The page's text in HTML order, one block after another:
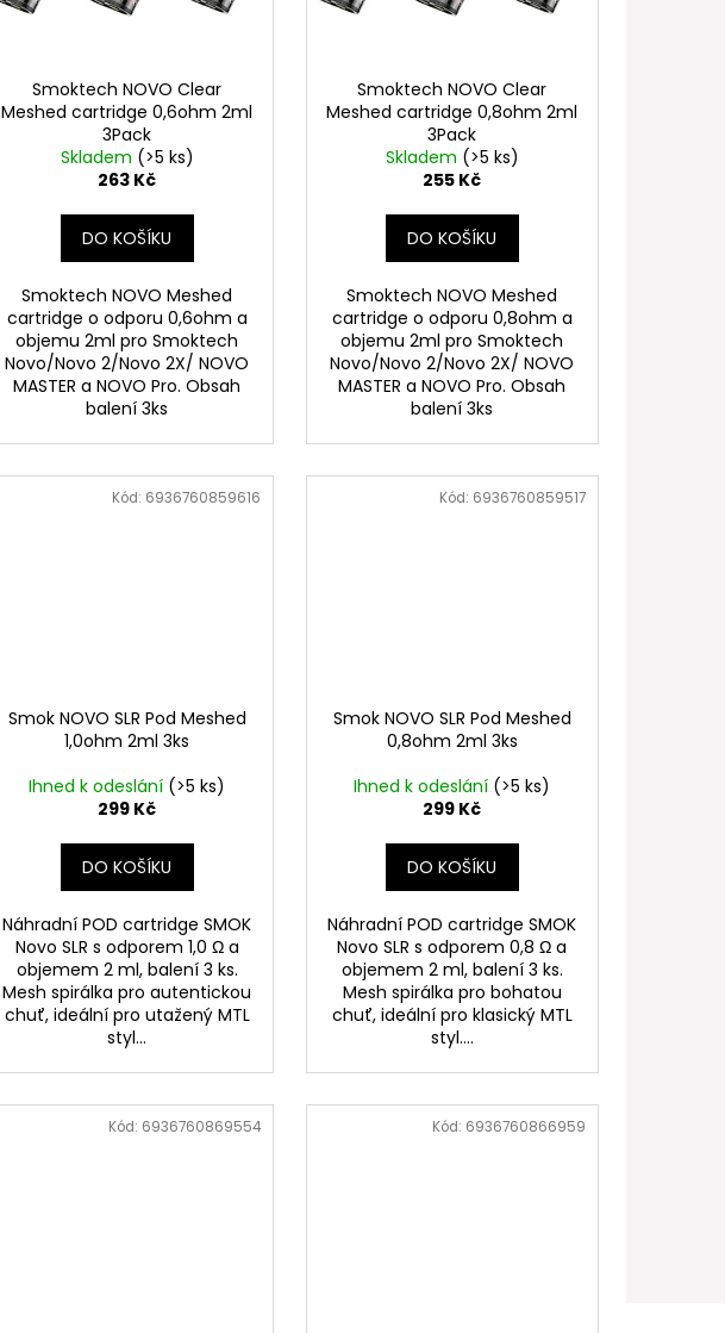
Smoktech NOVO Clear
Meshed cartridge 0,6ohm 2ml
3Pack
Skladem (>5 ks)
263 Kč
DO KOŠÍKU
Smoktech NOVO Meshed
cartridge o odporu 0,6ohm a
objemu 2ml pro Smoktech
Novo/Novo 2/Novo 2X/ NOVO
MASTER a NOVO Pro. Obsah
balení 3ks
Smoktech NOVO Clear
Meshed cartridge 0,8ohm 2ml
3Pack
Skladem (>5 ks)
255 Kč
DO KOŠÍKU
Smoktech NOVO Meshed
cartridge o odporu 0,8ohm a
objemu 2ml pro Smoktech
Novo/Novo 2/Novo 2X/ NOVO
MASTER a NOVO Pro. Obsah
balení 3ks
Smok NOVO SLR Pod Meshed
1,0ohm 2ml 3ks
Ihned k odeslání (>5 ks)
299 Kč
DO KOŠÍKU
Náhradní POD cartridge SMOK
Novo SLR s odporem 1,0 Ω a
objemem 2 ml, balení 3 ks.
Mesh spirálka pro autentickou
chuť, ideální pro utažený MTL
styl...
Kód: 6936760859616
Smok NOVO SLR Pod Meshed
0,8ohm 2ml 3ks
Ihned k odeslání (>5 ks)
299 Kč
DO KOŠÍKU
Náhradní POD cartridge SMOK
Novo SLR s odporem 0,8 Ω a
objemem 2 ml, balení 3 ks.
Mesh spirálka pro bohatou
chuť, ideální pro klasický MTL
styl....
Kód: 6936760859517
Kód: 6936760869554 Kód: 6936760866959
OXVA XLIM TOP FILL SS POD CARTRIDGE
1,2OHM 2ML